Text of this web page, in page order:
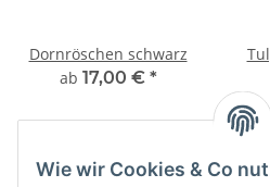
Dornröschen schwarz
ab 17,00 € *
Wie wir Cookies & Co